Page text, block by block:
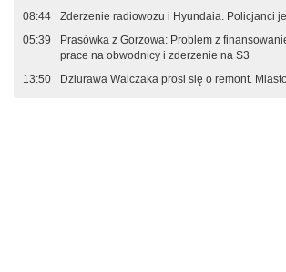
08:44
Zderzenie radiowozu i Hyundaia. Policjanci
05:39
Prasówka z Gorzowa: Problem z
prace na obwodnicy i zderzenie na S3
13:50
Dziurawa Walczaka prosi się o remont.